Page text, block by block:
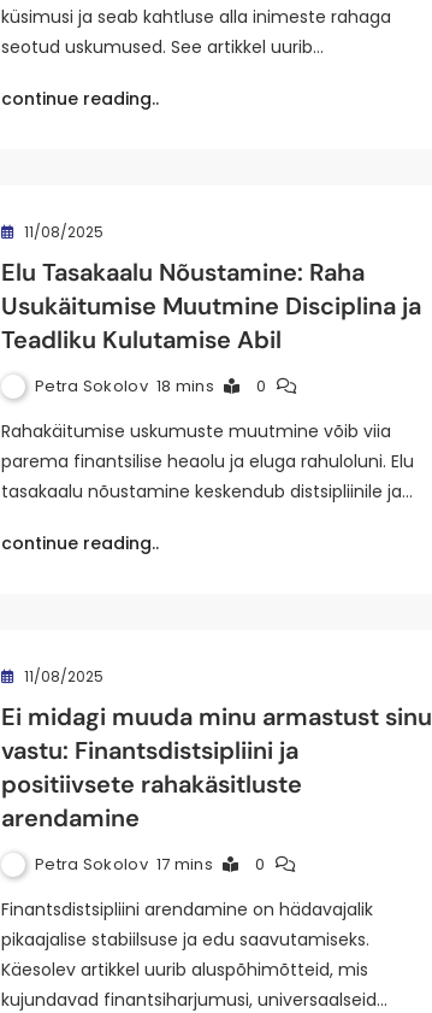
küsimusi ja seab kahtluse alla inimeste rahaga
seotud uskumused. See artikkel uurib…
continue reading..
11/08/2025
Elu Tasakaalu Nõustamine: Raha
Usukäitumise Muutmine Disciplina ja
Teadliku Kulutamise Abil
Petra Sokolov 18 mins 0
Rahakäitumise uskumuste muutmine võib viia
parema finantsilise heaolu ja eluga rahuloluni. Elu
tasakaalu nõustamine keskendub distsipliinile ja…
continue reading..
11/08/2025
Ei midagi muuda minu armastust sinu
vastu: Finantsdistsipliini ja
positiivsete rahakäsitluste
arendamine
Petra Sokolov 17 mins 0
Finantsdistsipliini arendamine on hädavajalik
pikaajalise stabiilsuse ja edu saavutamiseks.
Käesolev artikkel uurib aluspõhimõtteid, mis
kujundavad finantsiharjumusi, universaalseid…